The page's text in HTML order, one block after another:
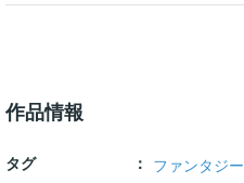
作品情報
タグ ファンタジー